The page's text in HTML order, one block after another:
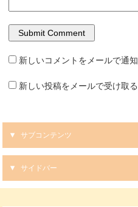
新しいコメントをメールで通知
新しい投稿をメールで受け取る
サブコンテンツ
サイドバー